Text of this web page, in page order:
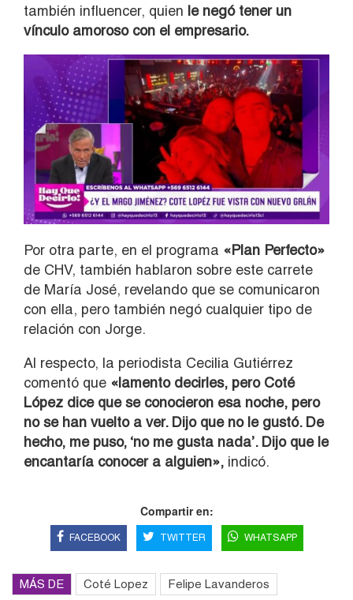
también influencer, quien le negó tener un
vínculo amoroso con el empresario.
Por otra parte, en el programa «Plan Perfecto»
de CHV, también hablaron sobre este carrete
de María José, revelando que se comunicaron
con ella, pero también negó cualquier tipo de
relación con Jorge.
Al respecto, la periodista Cecilia Gutiérrez
comentó que «lamento decirles, pero Coté
López dice que se conocieron esa noche, pero
no se han vuelto a ver. Dijo que no le gustó. De
hecho, me puso, ‘no me gusta nada’. Dijo que le
encantaría conocer a alguien», indicó.
Compartir en:
FACEBOOK TWITTER WHATSAPP
MÁS DE Coté Lopez Felipe Lavanderos